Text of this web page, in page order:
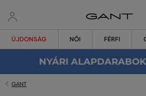
ÚJDONSÁG NŐI FÉRFI
NYÁRI
GANT